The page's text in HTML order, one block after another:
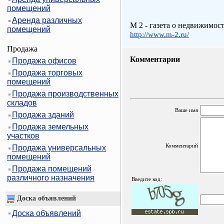
помещений
Аренда различных
помещений
Продажа
Продажа офисов
Продажа торговых
помещений
Продажа производственных
складов
Продажа зданий
Продажа земельных
участков
Продажа универсальных
помещений
Продажа помещений
различного назначения
Доска объявлений
Доска объявлений
M 2 - газета о
http://www.m-2.ru/
Комментарии
Ваше имя
Комментарий
Введите код: